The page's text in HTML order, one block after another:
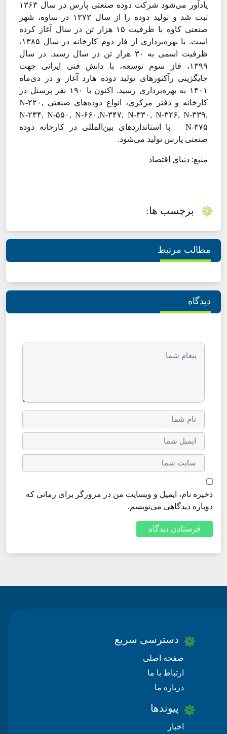
یاد‌آور می‌شود شرکت دوده صنعتی پارس در سال ۱۳۶۳
ثبت شد و تولید دوده را از سال ۱۳۷۳ در ساوه، شهر
صنعتی کاوه با ظرفیت ۱۵ هزار تن در سال آغاز کرده
است. با بهره‌‌‌برداری از فاز دوم کارخانه در سال ۱۳۸۵،
ظرفیت اسمی به ۳۰ هزار تن در سال رسید. در سال
۱۳۹۹، فاز سوم توسعه، با دانش فنی ایرانی جهت
جایگزینی رآکتورهای تولید دوده هارد آغاز و در دی‌‌‌ماه
۱۴۰۱ به بهره‌‌‌برداری رسید. اکنون با ۱۹۰ نفر پرسنل در
کارخانه و دفتر مرکزی، انواع دوده‌‌‌های صنعتی N-۲۲۰,
N-۲۳۴, N-۵۵۰, N-۶۶۰,N-۳۴۷, N-۳۳۰, N-۳۲۶, N-۳۳۹,
N-۳۷۵ با استانداردهای بین‌‌‌المللی در کارخانه دوده
صنعتی پارس تولید می‌‌‌شود.
منبع: دنیای اقتصاد
برچسب ها:
مطالب مرتبط
دیدگاه
ذخیره نام، ایمیل و وبسایت من در مرورگر برای زمانی که
دوباره دیدگاهی می‌نویسم.
دسترسی سریع
صفحه اصلی
ارتباط با ما
درباره ما
پیوندها
اخبار